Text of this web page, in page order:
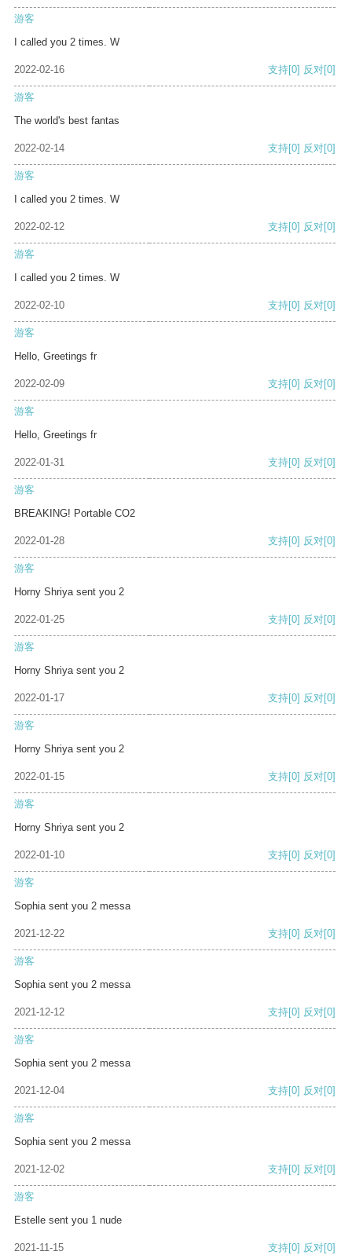
游客
I called you 2 times. W
2022-02-16 支持[0] 反对[0]
游客
The world's best fantas
2022-02-14 支持[0] 反对[0]
游客
I called you 2 times. W
2022-02-12 支持[0] 反对[0]
游客
I called you 2 times. W
2022-02-10 支持[0] 反对[0]
游客
Hello, Greetings fr
2022-02-09 支持[0] 反对[0]
游客
Hello, Greetings fr
2022-01-31 支持[0] 反对[0]
游客
BREAKING! Portable CO2
2022-01-28 支持[0] 反对[0]
游客
Horny Shriya sent you 2
2022-01-25 支持[0] 反对[0]
游客
Horny Shriya sent you 2
2022-01-17 支持[0] 反对[0]
游客
Horny Shriya sent you 2
2022-01-15 支持[0] 反对[0]
游客
Horny Shriya sent you 2
2022-01-10 支持[0] 反对[0]
游客
Sophia sent you 2 messa
2021-12-22 支持[0] 反对[0]
游客
Sophia sent you 2 messa
2021-12-12 支持[0] 反对[0]
游客
Sophia sent you 2 messa
2021-12-04 支持[0] 反对[0]
游客
Sophia sent you 2 messa
2021-12-02 支持[0] 反对[0]
游客
Estelle sent you 1 nude
2021-11-15 支持[0] 反对[0]